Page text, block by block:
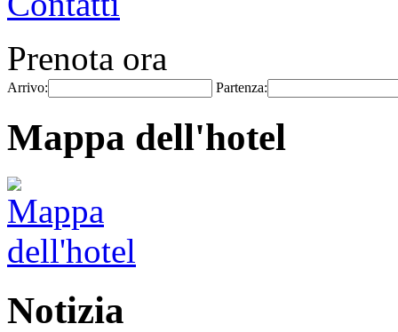
Prenota ora
Arrivo: Partenza:
Mappa dell'hotel
Notizia